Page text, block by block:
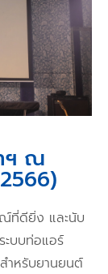
ฯ ณ
ที่ดียิ่ง และนับ
ะบบท่อแอร์
ำหรับยานยนต์